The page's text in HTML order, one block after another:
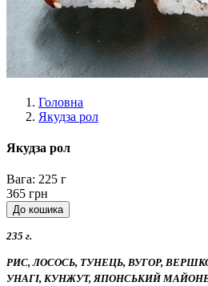
Головна
Якудза рол
Якудза рол
Вага: 225 г
365 грн
235 г.
РИС, ЛОСОСЬ, ТУНЕЦЬ, ВУГОР,
УНАГІ, КУНЖУТ, ЯПОНСЬКИЙ